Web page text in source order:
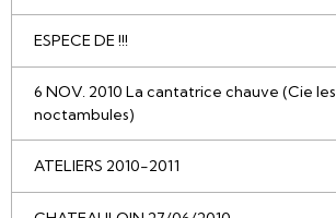
ESPECE DE !!!
6 NOV. 2010 La cantatrice chauve (Cie les
noctambules)
ATELIERS 2010-2011